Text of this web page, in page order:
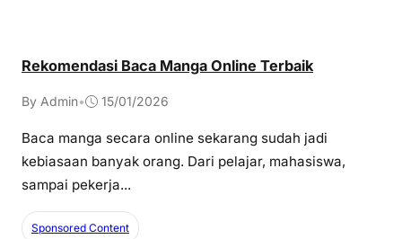
Rekomendasi Baca Manga Online Terbaik
By Admin• 15/01/2026
Baca manga secara online sekarang sudah jadi
kebiasaan banyak orang. Dari pelajar, mahasiswa,
sampai pekerja...
Sponsored Content